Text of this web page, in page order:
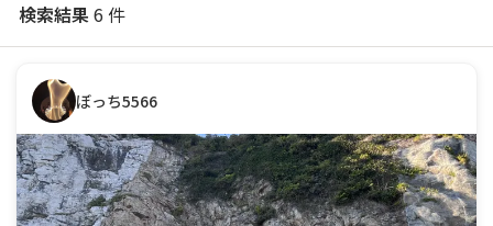
検索結果6 件
ぼっち5566